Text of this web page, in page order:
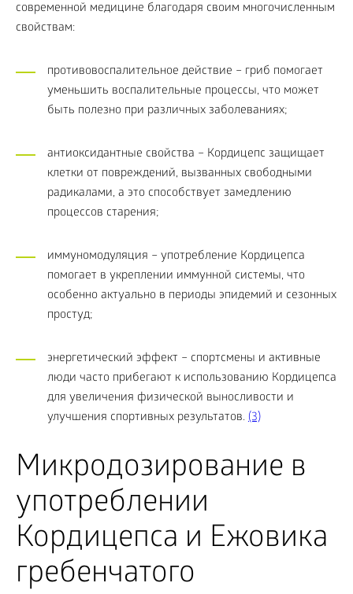
современной медицине благодаря своим многочисленным
свойствам:
противовоспалительное действие – гриб помогает
уменьшить воспалительные процессы, что может
быть полезно при различных заболеваниях;
антиоксидантные свойства – Кордицепс защищает
клетки от повреждений, вызванных свободными
радикалами, а это способствует замедлению
процессов старения;
иммуномодуляция – употребление Кордицепса
помогает в укреплении иммунной системы, что
особенно актуально в периоды эпидемий и сезонных
простуд;
энергетический эффект – спортсмены и активные
люди часто прибегают к использованию Кордицепса
для увеличения физической выносливости и
улучшения спортивных результатов. (3)
Микродозирование в
употреблении
Кордицепса и Ежовика
гребенчатого